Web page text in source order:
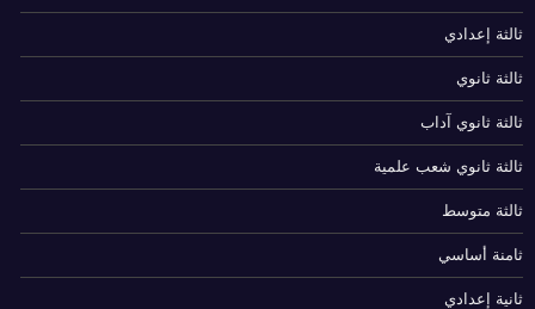
ثالثة إعدادي
ثالثة ثانوي
ثالثة ثانوي آداب
ثالثة ثانوي شعب علمية
ثالثة متوسط
ثامنة أساسي
ثانية إعدادي